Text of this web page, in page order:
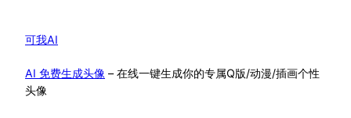
可我AI
AI 免费生成头像 – 在线一键生成你的专属Q版/动漫/插画个性
头像